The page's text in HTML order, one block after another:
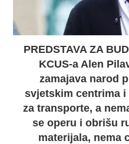
PREDSTAVA ZA
KCUS-a Alen
zamajava narod
svjetskim centrima
za transporte, a
se operu i obrišu
materijala, nema